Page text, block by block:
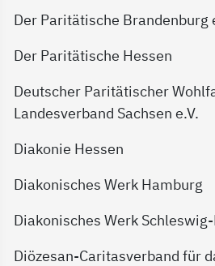
Der Paritätische Brandenburg
Der Paritätische Hessen
Deutscher Paritätischer
Landesverband Sachsen e.V.
Diakonie Hessen
Diakonisches Werk Hamburg
Diakonisches Werk
Diözesan-Caritasverband für